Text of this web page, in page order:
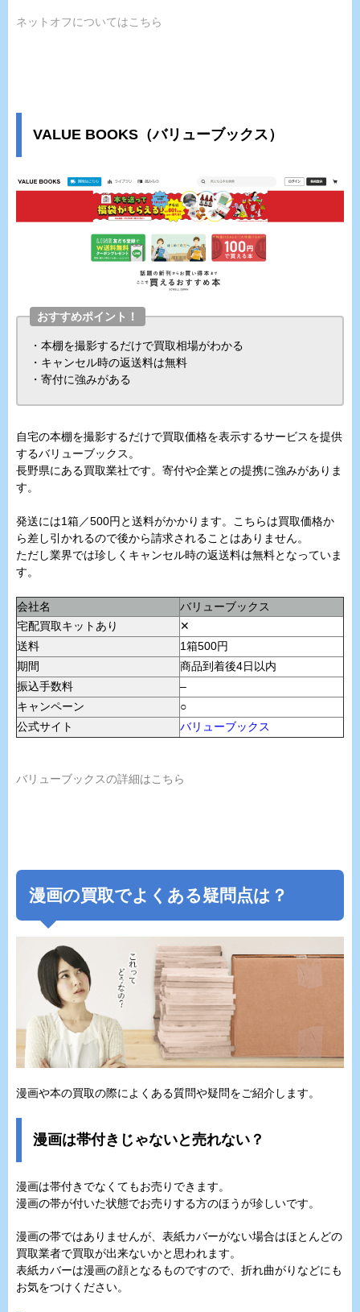
ネットオフについてはこちら
VALUE BOOKS（バリューブックス）
おすすめポイント！
・本棚を撮影するだけで買取相場がわかる
・キャンセル時の返送料は無料
・寄付に強みがある
自宅の本棚を撮影するだけで買取価格を表示するサービスを提供
するバリューブックス。
長野県にある買取業社です。寄付や企業との提携に強みがありま
す。
発送には1箱／500円と送料がかかります。こちらは買取価格か
ら差し引かれるので後から請求されることはありません。
ただし業界では珍しくキャンセル時の返送料は無料となっていま
す。
会社名
バリューブックス
宅配買取キットあり
✕
送料
1箱500円
期間
商品到着後4日以内
振込手数料
–
キャンペーン
○
公式サイト
バリューブックス
バリューブックスの詳細はこちら
漫画の買取でよくある疑問点は？
漫画や本の買取の際によくある質問や疑問をご紹介します。
漫画は帯付きじゃないと売れない？
漫画は帯付きでなくてもお売りできます。
漫画の帯が付いた状態でお売りする方のほうが珍しいです。
漫画の帯ではありませんが、表紙カバーがない場合はほとんどの
買取業者で買取が出来ないかと思われます。
表紙カバーは漫画の顔となるものですので、折れ曲がりなどにも
お気をつけください。